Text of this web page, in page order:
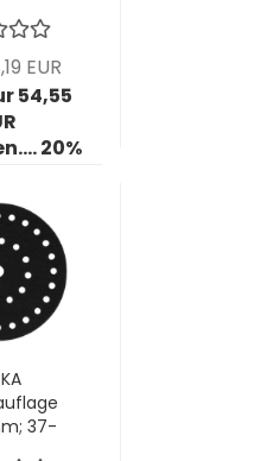
= 5
EUR
54,55
20%
37-